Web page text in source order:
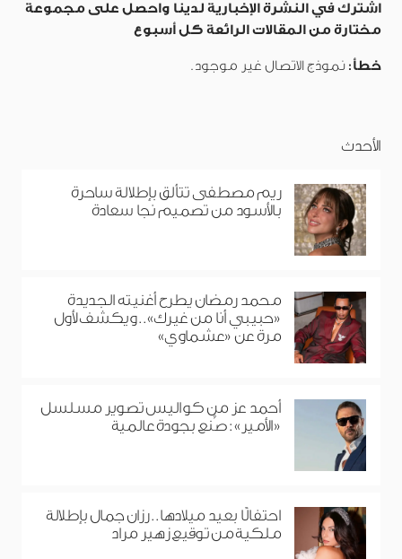
اشترك في النشرة الإخبارية لدينا واحصل على مجموعة
مختارة من المقالات الرائعة كل أسبوع
خطأ: نموذج الاتصال غير موجود.
الأحدث
ريم مصطفى تتألق بإطلالة ساحرة
بالأسود من تصميم نجا سعادة
محمد رمضان يطرح أغنيته الجديدة
«حبيبي أنا من غيرك».. ويكشف لأول
مرة عن «عشماوي»
أحمد عز من كواليس تصوير مسلسل
«الأمير»: صُنع بجودة عالمية
احتفالًا بعيد ميلادها.. رزان جمال بإطلالة
ملكية من توقيع زهير مراد